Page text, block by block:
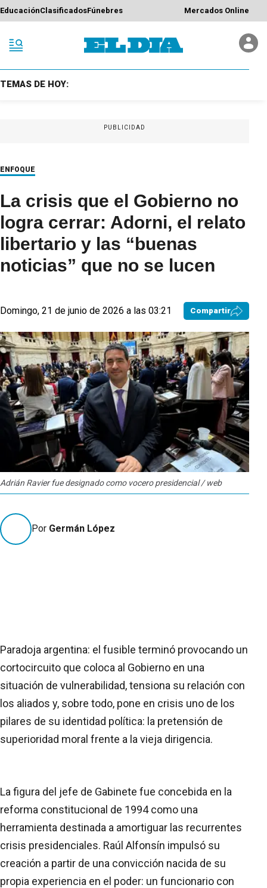
EducaciónClasificadosFúnebres Mercados Online
TEMAS DE HOY:
PUBLICIDAD
ENFOQUE
La crisis que el Gobierno no
logra cerrar: Adorni, el relato
libertario y las “buenas
noticias” que no se lucen
Domingo, 21 de junio de 2026 a las 03:21 Compartir
Adrián Ravier fue designado como vocero presidencial / web
Por Germán López
Paradoja argentina: el fusible terminó provocando un
cortocircuito que coloca al Gobierno en una
situación de vulnerabilidad, tensiona su relación con
los aliados y, sobre todo, pone en crisis uno de los
pilares de su identidad política: la pretensión de
superioridad moral frente a la vieja dirigencia.
La figura del jefe de Gabinete fue concebida en la
reforma constitucional de 1994 como una
herramienta destinada a amortiguar las recurrentes
crisis presidenciales. Raúl Alfonsín impulsó su
creación a partir de una convicción nacida de su
propia experiencia en el poder: un funcionario con